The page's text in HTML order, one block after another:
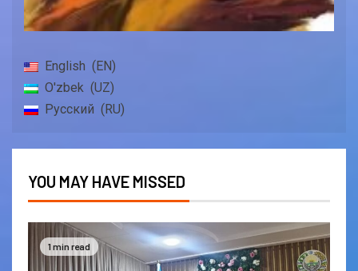
English
EN
O'zbek
UZ
Русский
RU
YOU MAY HAVE MISSED
1 min read